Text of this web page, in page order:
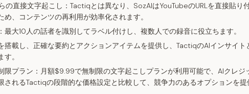
の直接文字起こし： Tactiqとは異なり、SozAIはYouTubeのURLを直接貼り
め、コンテンツの再利用が効率化されます。
最大10人の話者を識別してラベル付けし、複数人での録音に役立ちます。
搭載し、正確な要約とアクションアイテムを提供し、TactiqのAIインサイト
。
限プラン： 月額$9.99で無制限の文字起こしプランが利用可能で、AIクレジ
されるTactiqの段階的な価格設定と比較して、競争力のあるオプションを提